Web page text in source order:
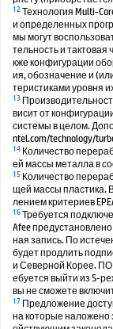
12Технология Multi-
и определенных
мы могут
тельность и
кже конфигурации
ия, обозначение и
теристиками уровня
13
висит от
системы в целом.
ntel.com/technology/
14 Количество
ей массы металла в
15 Количество
щей массы пластика.
лением критериев
16Требуется
Afee
ная запись. По
будет продлить
и Северной Корее. ПО
ебуется выйти из S-
вы не сможете
17 Предложение
на которые наложено